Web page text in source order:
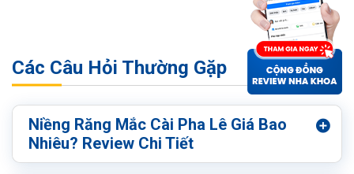
Các Câu Hỏi Thường Gặp
Niềng Răng Mắc Cài Pha Lê Giá Bao
Nhiêu? Review Chi Tiết